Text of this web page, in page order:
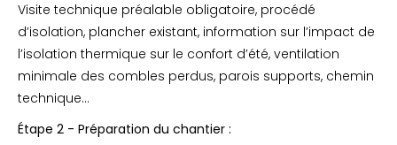
Visite technique préalable obligatoire, procédé
d’isolation, plancher existant, information sur l’impact de
l’isolation thermique sur le confort d’été, ventilation
minimale des combles perdus, parois supports, chemin
technique…
Étape 2 - Préparation du chantier :